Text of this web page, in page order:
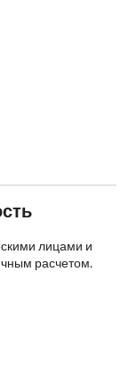
лицами и
расчетом.